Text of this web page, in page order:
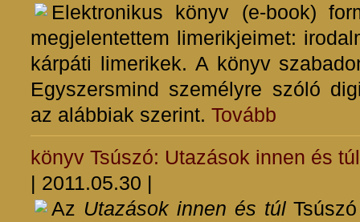
Elektronikus könyv (e-book)
megjelentettem limerikjeimet:
kárpáti limerikek. A könyv
Egyszersmind személyre szóló
az alábbiak szerint. Tovább
könyv Tsúszó: Utazások innen és túl
| 2011.05.30 |
Az Utazások innen és túlTsúszó